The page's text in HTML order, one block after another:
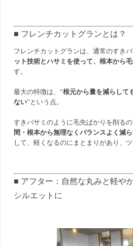
■ フレンチカットグランとは？
フレンチカットグランは、通常のすき
ット技術とハサミを使って、根本から
す。
最大の特徴は、“根元から量を減らして
ない”という点。
すきバサミのように毛先ばかりを削る
間・根本から無理なくバランスよく減
して、軽くなるのにまとまりがあり、
■ アフター：自然な丸みと軽や
シルエットに